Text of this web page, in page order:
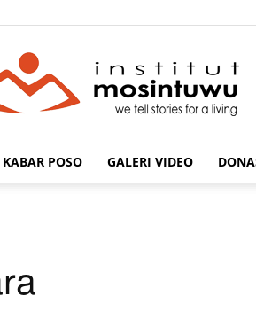
KABAR POSO GALERI VIDEO